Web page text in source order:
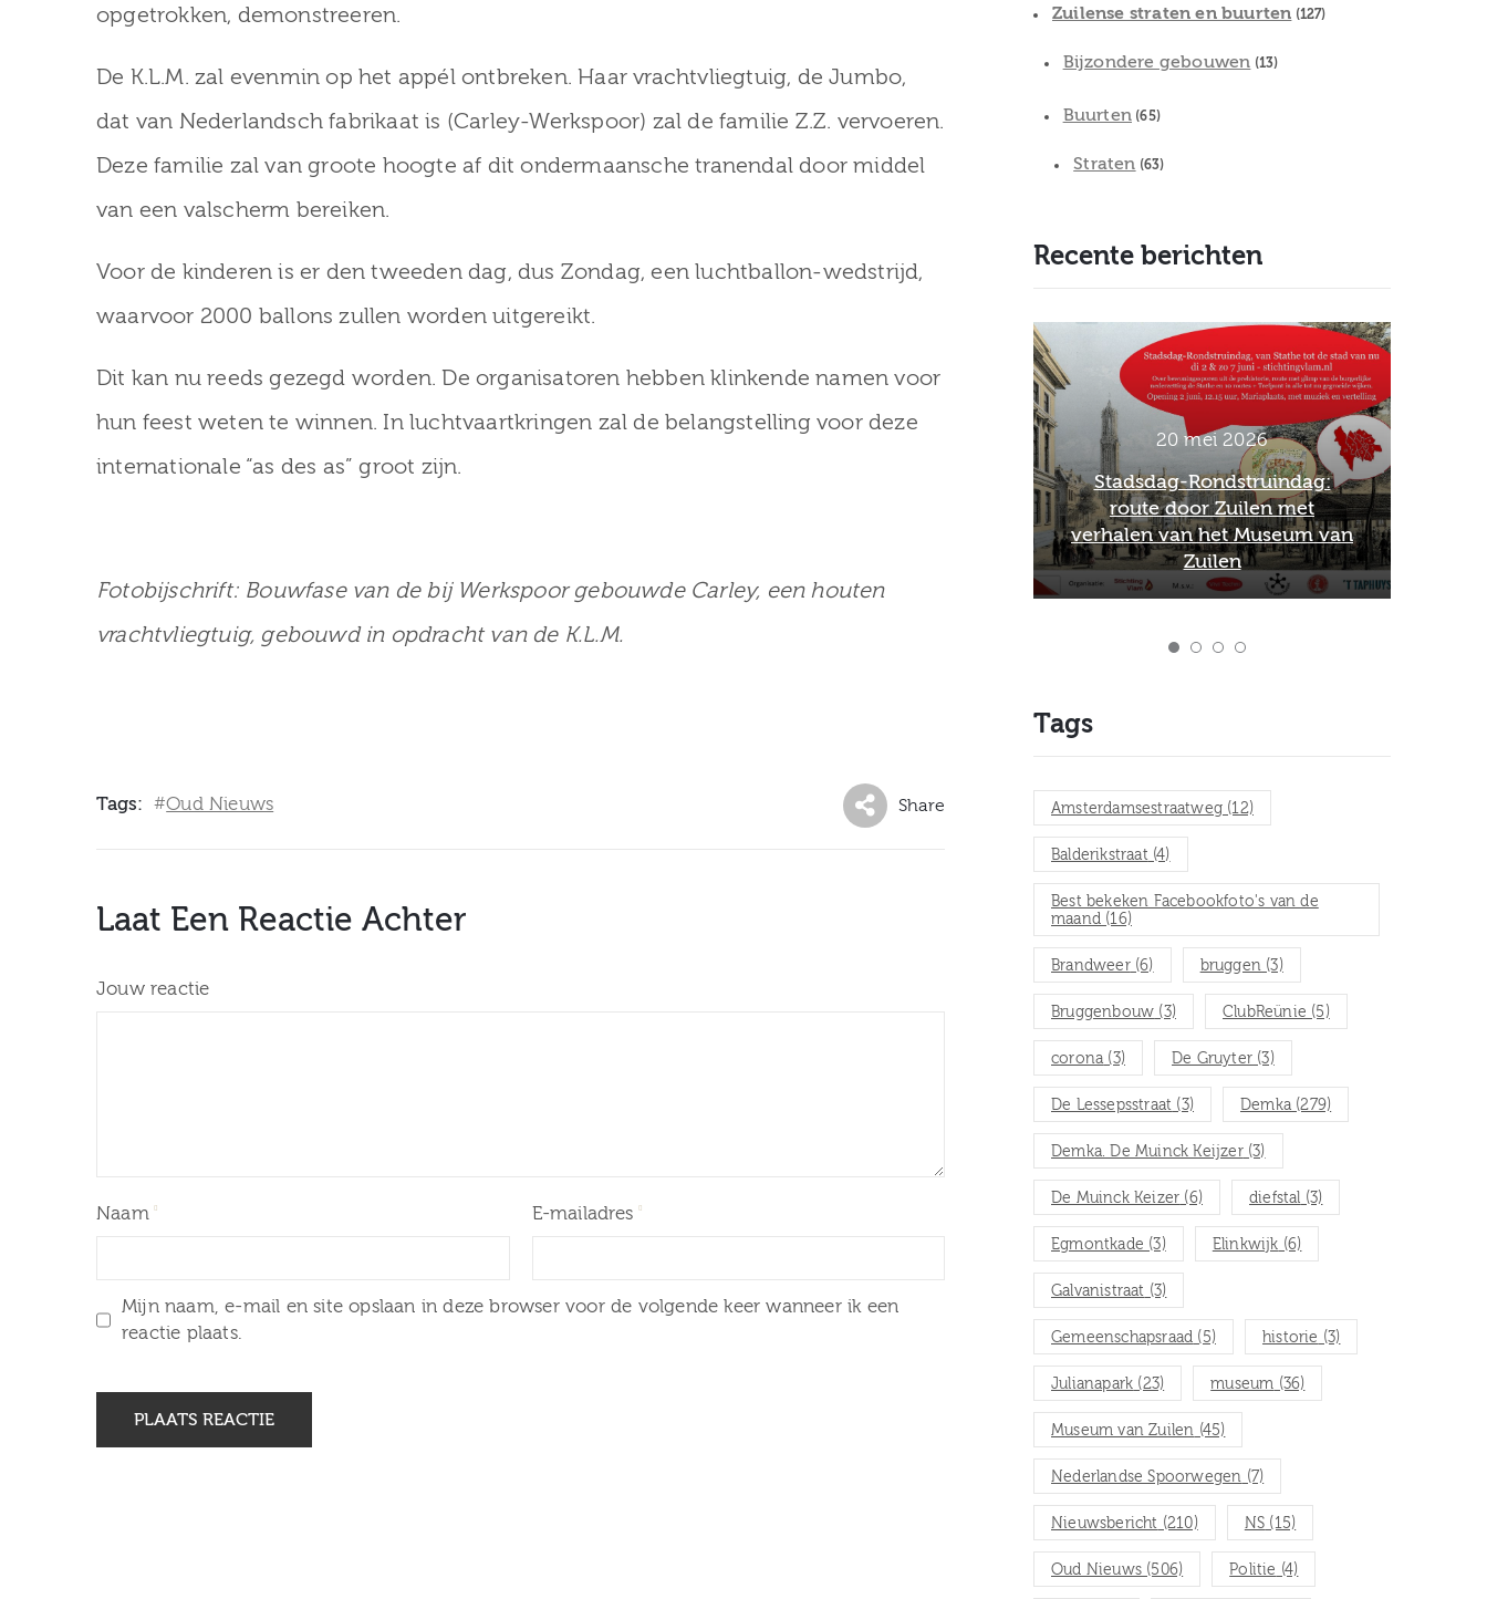
opgetrokken, demonstreeren.
De K.L.M. zal evenmin op het appél ontbreken. Haar vrachtvliegtuig, de Jumbo,
dat van Nederlandsch fabrikaat is (Carley-Werkspoor) zal de familie Z.Z. vervoeren.
Deze familie zal van groote hoogte af dit ondermaansche tranendal door middel
van een valscherm bereiken.
Voor de kinderen is er den tweeden dag, dus Zondag, een luchtballon-wedstrijd,
waarvoor 2000 ballons zullen worden uitgereikt.
Dit kan nu reeds gezegd worden. De organisatoren hebben klinkende namen voor
hun feest weten te winnen. In luchtvaartkringen zal de belangstelling voor deze
internationale “as des as” groot zijn.
Fotobijschrift: Bouwfase van de bij Werkspoor gebouwde Carley, een houten
vrachtvliegtuig, gebouwd in opdracht van de K.L.M.
Tags: #Oud Nieuws Share
Laat Een Reactie Achter
Jouw reactie
Naam E-mailadres
Mijn naam, e-mail en site opslaan in deze browser voor de volgende keer wanneer ik een
reactie plaats.
Zuilense straten en buurten (127)
Bijzondere gebouwen (13)
Buurten (65)
Straten (63)
Recente berichten
12 februari 2026
20 mei 2026
2 maart 2026
Officieel afscheid Wim van
Scharenburg als directeur van
het Museum van Zuilen
Tags
Amsterdamsestraatweg (12)
Balderikstraat(4)
Best bekeken Facebookfoto's van de
maand (16)
Brandweer(6) bruggen (3)
Bruggenbouw (3) ClubReünie (5)
corona (3) De Gruyter (3)
De Lessepsstraat (3) Demka (279)
Demka. De Muinck Keijzer(3)
De Muinck Keizer (6) diefstal (3)
Egmontkade (3) Elinkwijk (6)
Galvanistraat (3)
Gemeenschapsraad (5) historie (3)
Julianapark (23) museum (36)
Museum van Zuilen (45)
Nederlandse Spoorwegen (7)
Nieuwsbericht (210) NS (15)
Oud Nieuws (506) Politie (4)